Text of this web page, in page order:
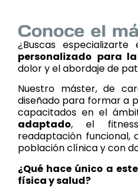
Conoce el
¿Buscas especializarte
personalizado para
dolor y el abordaje de
Nuestro máster, de
diseñado para formar a
capacitados en el
adaptado, el
readaptación funcional,
población clínica y con
¿Qué hace único a
física y salud?